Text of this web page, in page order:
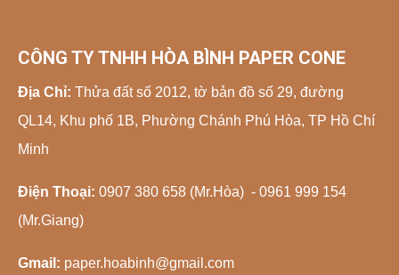
CÔNG TY TNHH HÒA BÌNH PAPER CONE
Địa Chỉ: Thửa đất số 2012, tờ bản đồ số 29, đường
QL14, Khu phố 1B, Phường Chánh Phú Hòa, TP Hồ Chí
Minh
Điện Thoại: 0907 380 658 (Mr.Hòa) - 0961 999 154
(Mr.Giang)
Gmail: paper.hoabinh@gmail.com